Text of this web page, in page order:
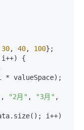
30, 40, 100};
{
* valueSpace);
, "2月" , "3月"
i++)